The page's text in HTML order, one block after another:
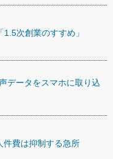
次創業のすすめ」
データをスマホに取り込
件費は抑制する急所